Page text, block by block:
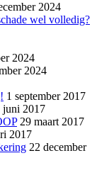
2024
wel volledig?
2024
2024
1 september 2017
juni 2017
29 maart 2017
2017
22 december